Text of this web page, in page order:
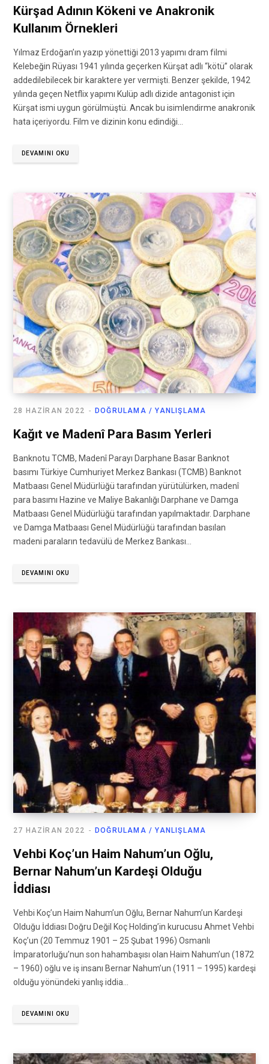
Kürşad Adının Kökeni ve Anakronik
Kullanım Örnekleri
Yılmaz Erdoğan’ın yazıp yönettiği 2013 yapımı dram filmi
Kelebeğin Rüyası 1941 yılında geçerken Kürşat adlı “kötü” olarak
addedilebilecek bir karaktere yer vermişti. Benzer şekilde, 1942
yılında geçen Netflix yapımı Kulüp adlı dizide antagonist için
Kürşat ismi uygun görülmüştü. Ancak bu isimlendirme anakronik
hata içeriyordu. Film ve dizinin konu edindiği…
DEVAMINI OKU
DOĞRULAMA / YANLIŞLAMA
28 HAZIRAN 2022
Kağıt ve Madenî Para Basım Yerleri
Banknotu TCMB, Madenî Parayı Darphane Basar Banknot
basımı Türkiye Cumhuriyet Merkez Bankası (TCMB) Banknot
Matbaası Genel Müdürlüğü tarafından yürütülürken, madenî
para basımı Hazine ve Maliye Bakanlığı Darphane ve Damga
Matbaası Genel Müdürlüğü tarafından yapılmaktadır. Darphane
ve Damga Matbaası Genel Müdürlüğü tarafından basılan
madeni paraların tedavülü de Merkez Bankası…
DEVAMINI OKU
DOĞRULAMA / YANLIŞLAMA
27 HAZIRAN 2022
Vehbi Koç’un Haim Nahum’un Oğlu,
Bernar Nahum’un Kardeşi Olduğu
İddiası
Vehbi Koç’un Haim Nahum’un Oğlu, Bernar Nahum’un Kardeşi
Olduğu İddiası Doğru Değil Koç Holding’in kurucusu Ahmet Vehbi
Koç’un (20 Temmuz 1901 – 25 Şubat 1996) Osmanlı
İmparatorluğu’nun son hahambaşısı olan Haim Nahum’un (1872
– 1960) oğlu ve iş insanı Bernar Nahum’un (1911 – 1995) kardeşi
olduğu yönündeki yanlış iddia…
DEVAMINI OKU